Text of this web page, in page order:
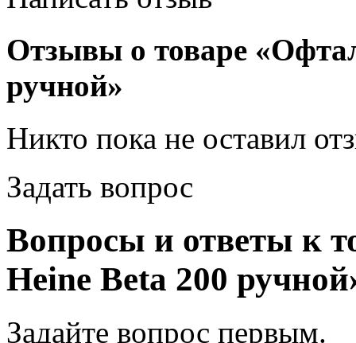
Отзывы о товаре
ручной»
Никто пока не оставил
Задать вопрос
Вопросы и ответы к
Heine Beta 200
Задайте вопрос первым.